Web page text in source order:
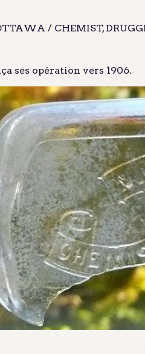
/ CHEMIST,
ses opération vers 1906.